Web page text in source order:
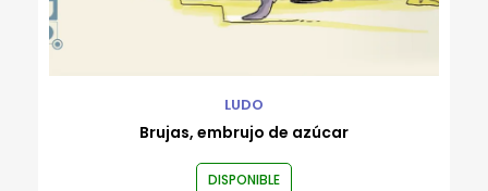
LUDO
Brujas, embrujo de azúcar
DISPONIBLE